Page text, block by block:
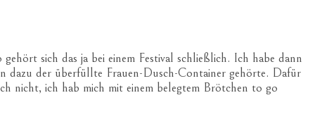
sich das ja bei einem Festival schließlich. Ich habe dann
dazu der überfüllte Frauen-Dusch-Container gehörte. Dafür
nicht, ich hab mich mit einem belegtem Brötchen to go